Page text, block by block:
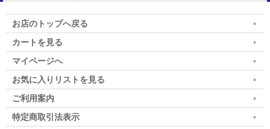
お店のトップへ戻る
カートを見る
マイページへ
お気に入りリストを見る
ご利用案内
特定商取引法表示